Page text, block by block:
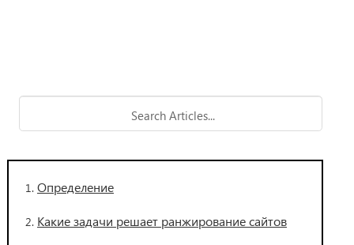
Определение
Какие задачи решает ранжирование сайтов